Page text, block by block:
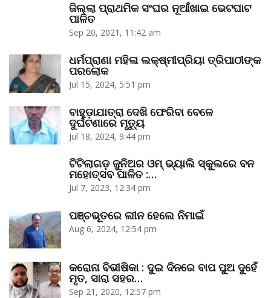
ଜିଲ୍ଲା ପ୍ରାଥମିକ ସଂଘର ନୂଆଁଖାଇ ଭେଟଘାଟ
ପାଳିତ
Sep 20, 2021, 11:42 am
ଧର୍ମପ୍ରାଣା ମହିଳା ଲକ୍ଷ୍ମୀପ୍ରିୟା ତ୍ରିପାଠୀଙ୍କ
ପରଲୋକ
Jul 15, 2024, 5:51 pm
ବାହୁଡ଼ାଯାତ୍ରା ଦେଖି ଫେରିବା ବେଳେ
ଦୁର୍ଘଟଣାରେ ମୃତ୍ୟୁ
Jul 18, 2024, 9:44 pm
ଟିଟିଲାଗଡ଼ ଜୁନିଅର ଓମ୍‌ ଭ୍ୟାଲି ସ୍କୁଲରେ ବନ
ମହୋତ୍ସବ ପାଳିତ :…
Jul 7, 2023, 12:34 pm
ପଞ୍ଚଭୂତରେ ଲୀନ ହେଲେ ନିମାଇଁ
Aug 6, 2024, 12:54 pm
କରୋନା ବିଭୀଷିକା : ଦୁଇ ଦିନରେ ବାପ ପୁଅ ଦୁହେଁ
ମୃତ, ସାରା ସହର…
Sep 21, 2020, 12:57 pm